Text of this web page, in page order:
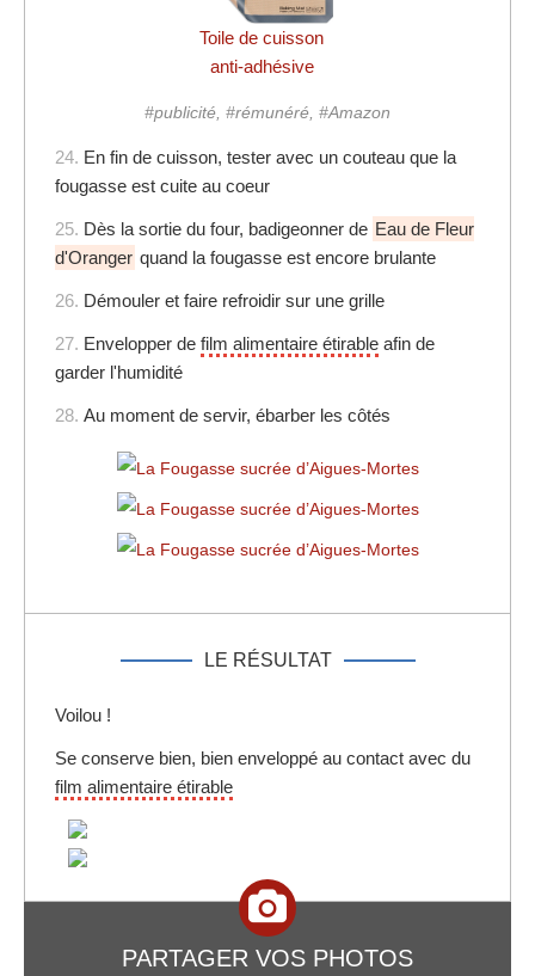
Toile de cuisson
anti-adhésive
#publicité, #rémunéré, #Amazon
24. En fin de cuisson, tester avec un couteau que la
fougasse est cuite au coeur
25. Dès la sortie du four, badigeonner de Eau de Fleur
d'Oranger quand la fougasse est encore brulante
26. Démouler et faire refroidir sur une grille
27. Envelopper de film alimentaire étirable afin de
garder l'humidité
28. Au moment de servir, ébarber les côtés
LE RÉSULTAT
Voilou !
Se conserve bien, bien enveloppé au contact avec du
film alimentaire étirable
PARTAGER VOS PHOTOS